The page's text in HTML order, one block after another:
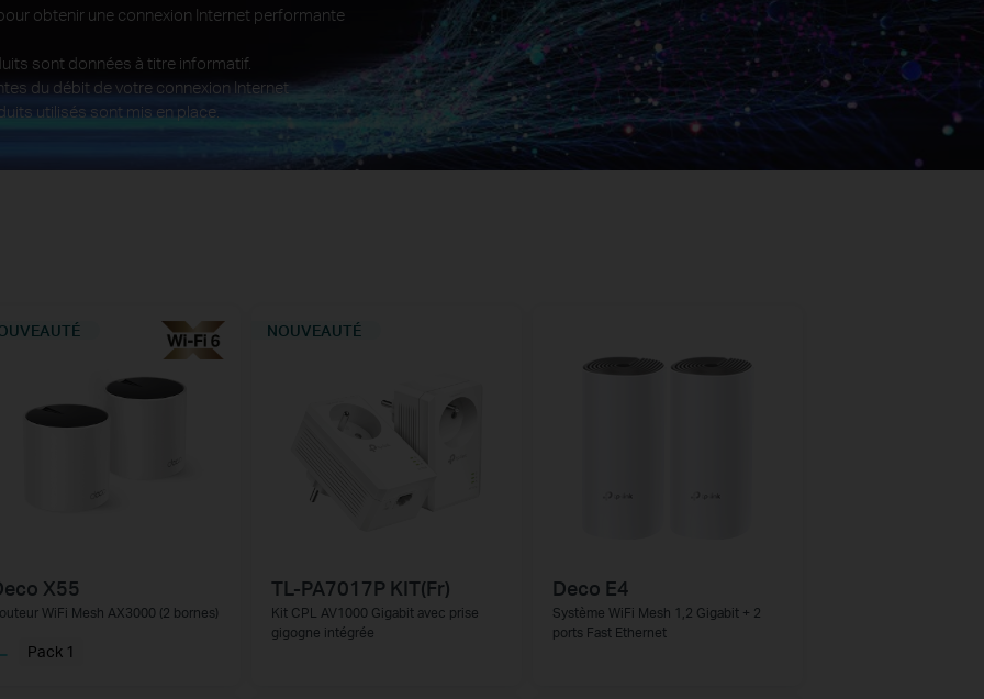
obtenir une connexion Internet performante
sont données à titre informatif.
du débit de votre connexion Internet
utilisés sont mis en place.
X55
WiFi Mesh AX3000 (2 bornes)
Pack 1
NOUVEAUTÉ
TL-PA7017P KIT(Fr)
Kit CPL AV1000 Gigabit avec prise
gigogne intégrée
Deco E4
Système WiFi Mesh 1,2 Gigabit + 2
ports Fast Ethernet